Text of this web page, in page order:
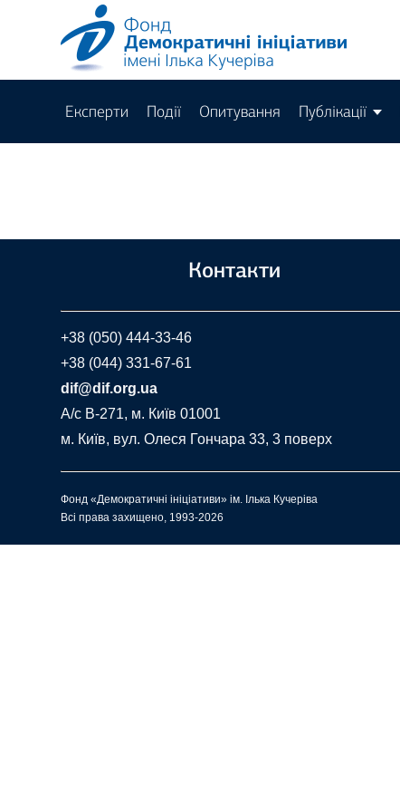
Експерти Події Опитування Публікації
Контакти
+38 (050) 444-33-46
+38 (044) 331-67-61
dif@dif.org.ua
A/c В-271, м. Київ 01001
м. Київ, вул. Олеся Гончара 33, 3 поверх
Фонд «Демократичні ініціативи» ім. Ілька Кучеріва
Всі права захищено, 1993-2026